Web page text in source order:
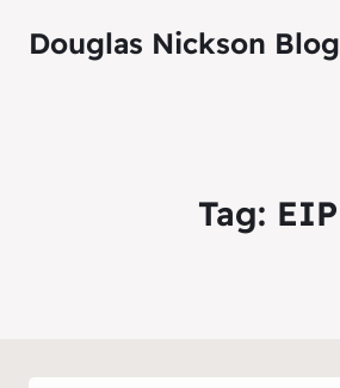
Douglas Nickson Blog
Tag: EIP